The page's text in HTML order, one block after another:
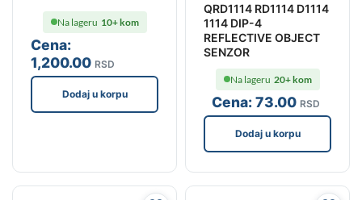
Cena:
1,200.00 RSD
Na lageru 10+ kom
Dodaj u korpu
QRD1114 RD1114 D1114
1114 DIP-4
REFLECTIVE OBJECT
SENZOR
Cena:73.00 RSD
Na lageru 20+ kom
Dodaj u korpu